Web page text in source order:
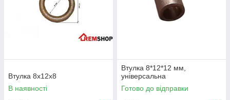
Втулка 8x12x8
В наявності
Втулка 8*12*12 мм,
універсальна
Готово до відправки